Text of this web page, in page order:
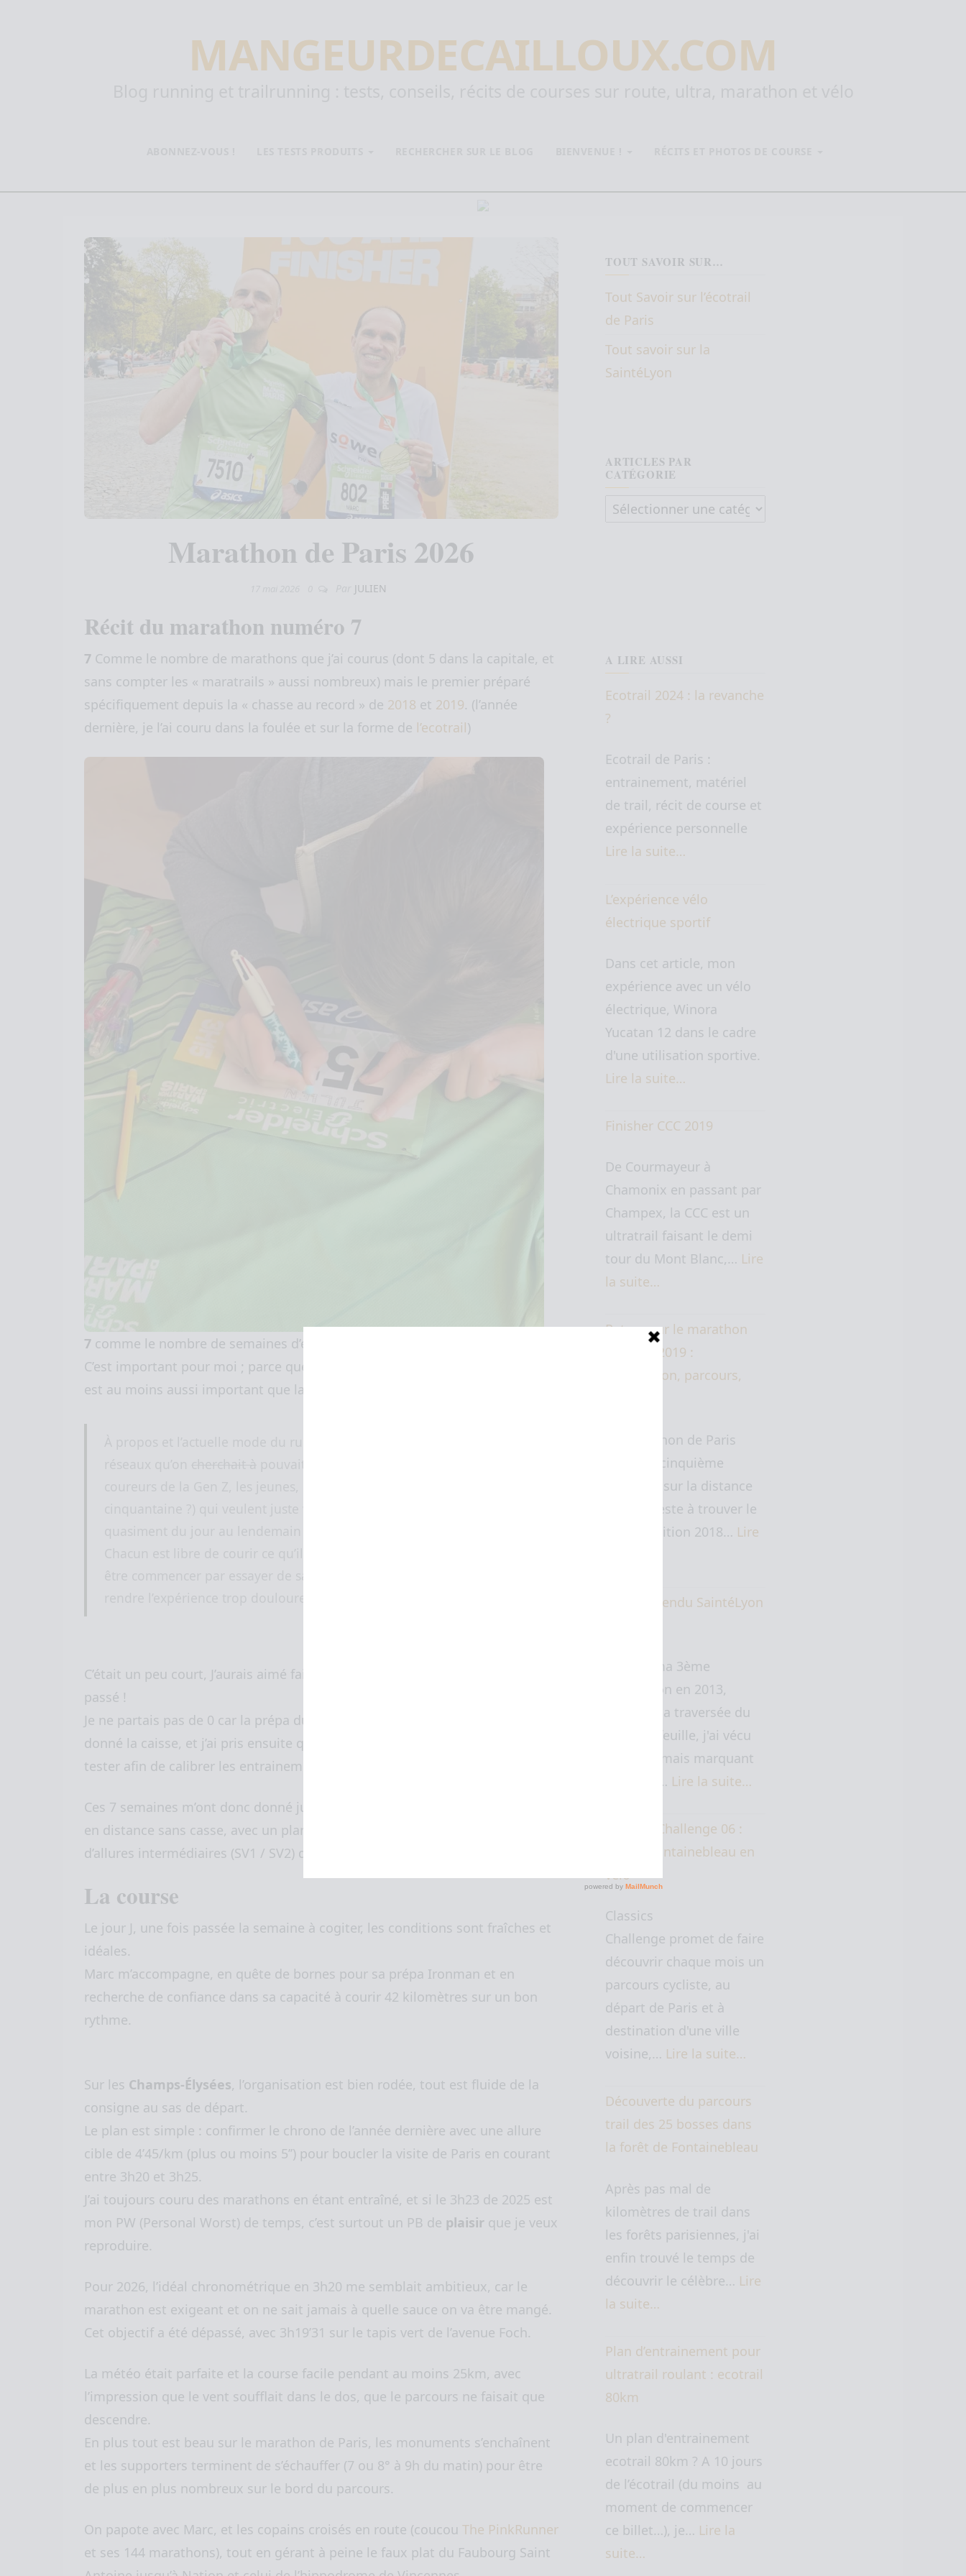
MANGEURDECAILLOUX.COM
Marathon de Paris 2026
JULIEN
Récit du marathon numéro 7
7 Comme le nombre de marathons que j’ai courus (dont 5 dans la capitale, et
sans compter les « maratrails » aussi nombreux) mais le premier préparé
spécifiquement depuis la « chasse au record » de 2018 et 2019. (l’année
dernière, je l’ai couru dans la foulée et sur la forme de l’ecotrail)
7 comme le nombre de semaines d’entraînement dédié et appliqué.
C’est important pour moi ; parce que je pense qu’en course à pied, le chemin
est au moins aussi important que la destination.
C’était un peu court, J’aurais aimé faire plus, mais ça s’est tellement bien
passé !
Je ne partais pas de 0 car la prépa du
donné la caisse, et j’ai pris ensuite quelques semaines pour relâcher, me
tester afin de calibrer les entrainement avant de relancer.
Ces 7 semaines m’ont donc donné juste le temps de monter progressivement
en distance sans casse, avec un plan qui était un peu différent, avec plus
d’allures intermédiaires (SV1 / SV2) qu’avant, plus d’allure spécifique.
La course
Le jour J, une fois passée la semaine à cogiter, les conditions sont fraîches et
idéales.
Marc m’accompagne, en quête de bornes pour sa prépa Ironman et en
recherche de confiance dans sa capacité à courir 42 kilomètres sur un bon
rythme.
Sur les Champs-Élysées, l’organisation est bien rodée, tout est fluide de la
consigne au sas de départ.
Le plan est simple : confirmer le chrono de l’année dernière avec une allure
cible de 4’45/km (plus ou moins 5’’) pour boucler la visite de Paris en courant
entre 3h20 et 3h25.
J’ai toujours couru des marathons en étant entraîné, et si le 3h23 de 2025 est
mon PW (Personal Worst) de temps, c’est surtout un PB de plaisir que je veux
reproduire.
Pour 2026, l’idéal chronométrique en 3h20 me semblait ambitieux, car le
marathon est exigeant et on ne sait jamais à quelle sauce on va être mangé.
Cet objectif a été dépassé, avec 3h19’31 sur le tapis vert de l’avenue Foch.
La météo était parfaite et la course facile pendant au moins 25km, avec
l’impression que le vent soufflait dans le dos, que le parcours ne faisait que
descendre.
En plus tout est beau sur le marathon de Paris, les monuments s’enchaînent
et les supporters terminent de s’échauffer (7 ou 8° à 9h du matin) pour être
de plus en plus nombreux sur le bord du parcours.
On papote avec Marc, et les copains croisés en route (coucou The PinkRunner
et ses 144 marathons), tout en gérant à peine le faux plat du Faubourg Saint
TOUT SAVOIR SUR…
Tout Savoir sur l’écotrail
de Paris
Tout savoir sur la
SaintéLyon
ARTICLES PAR
CATÉGORIE
Articles par catégorie
A LIRE AUSSI
Ecotrail 2024 : la revanche
?
Ecotrail de Paris :
entrainement, matériel
de trail, récit de course et
expérience personnelle
Lire la suite…
L’expérience vélo
électrique sportif
Dans cet article, mon
expérience avec un vélo
électrique, Winora
Yucatan 12 dans le cadre
d'une utilisation sportive.
Lire la suite…
Finisher CCC 2019
De Courmayeur à
Chamonix en passant par
Champex, la CCC est un
ultratrail faisant le demi
tour du Mont Blanc,… Lire
la suite…
Retour sur le marathon
de Paris 2019 :
préparation, parcours,
Ce Marathon de Paris
était ma cinquième
tentative sur la distance
"reine" (reste à trouver le
roi !). L'édition 2018… Lire
Compte rendu SaintéLyon
Lors de ma 3ème
SaintéLyon en 2013,
pendant la traversée du
bois d'Arfeuille, j'ai vécu
un court mais marquant
moment… Lire la suite…
Classics Challenge 06 :
Paris – Fontainebleau en
vélo
Classics
Challenge promet de faire
découvrir chaque mois un
parcours cycliste, au
départ de Paris et à
destination d'une ville
voisine,… Lire la suite…
Découverte du parcours
trail des 25 bosses dans
la forêt de Fontainebleau
Après pas mal de
kilomètres de trail dans
les forêts parisiennes, j'ai
enfin trouvé le temps de
découvrir le célèbre… Lire
la suite…
Plan d’entrainement pour
ultratrail roulant : ecotrail
80km
Un plan d'entrainement
ecotrail 80km ? A 10 jours
de l’écotrail (du moins au
moment de commencer
ce billet…), je… Lire la
suite…